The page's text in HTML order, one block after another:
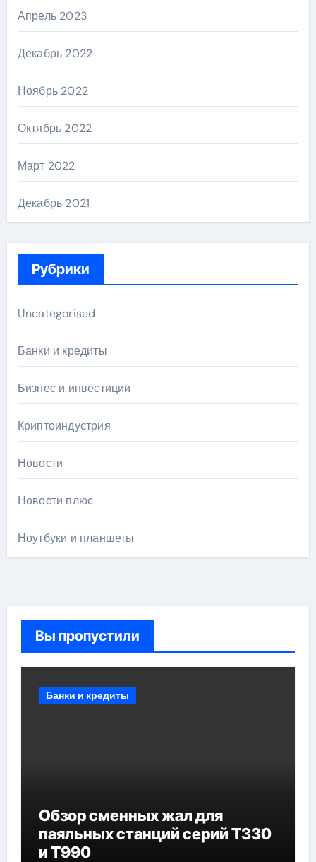
Апрель 2023
Декабрь 2022
Ноябрь 2022
Октябрь 2022
Март 2022
Декабрь 2021
Рубрики
Uncategorised
Банки и кредиты
Бизнес и инвестиции
Криптоиндустрия
Новости
Новости плюс
Ноутбуки и планшеты
Вы пропустили
Банки и кредиты
Обзор сменных жал для
паяльных станций серий T330
и T990